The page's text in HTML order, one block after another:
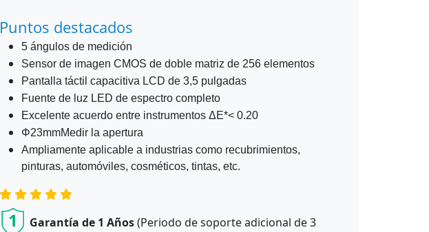
Puntos destacados
5 ángulos de medición
Sensor de imagen CMOS de doble matriz de 256 elementos
Pantalla táctil capacitiva LCD de 3,5 pulgadas
Fuente de luz LED de espectro completo
Excelente acuerdo entre instrumentos ΔE*< 0.20
Φ23mmMedir la apertura
Ampliamente aplicable a industrias como recubrimientos,
pinturas, automóviles, cosméticos, tintas, etc.
1 Garantía de 1 Años(Periodo de soporte adicional de3